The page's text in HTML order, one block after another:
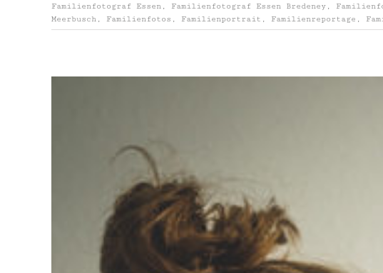
Familienfotograf Essen , Familienfotograf Essen Bredeney ,
Meerbusch , Familienfotos , Familienportrait , Familienreportage ,